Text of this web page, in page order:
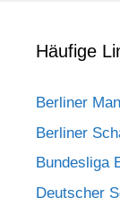
Häufige
Berliner
Berliner
Bundesliga
Deutscher